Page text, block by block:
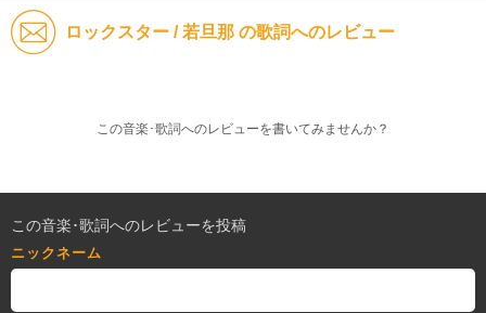
ロックスター / 若旦那 の歌詞へのレビュー
この音楽･歌詞へのレビューを書いてみませんか？
この音楽･歌詞へのレビューを投稿
ニックネーム